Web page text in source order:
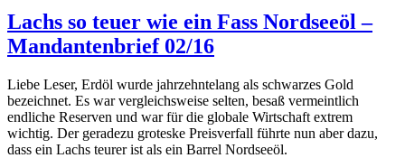
Lachs so teuer wie ein Fass Nordseeöl –
Mandantenbrief 02/16
Liebe Leser, Erdöl wurde jahrzehntelang als schwarzes Gold
bezeichnet. Es war vergleichsweise selten, besaß vermeintlich
endliche Reserven und war für die globale Wirtschaft extrem
wichtig. Der geradezu groteske Preisverfall führte nun aber dazu,
dass ein Lachs teurer ist als ein Barrel Nordseeöl.